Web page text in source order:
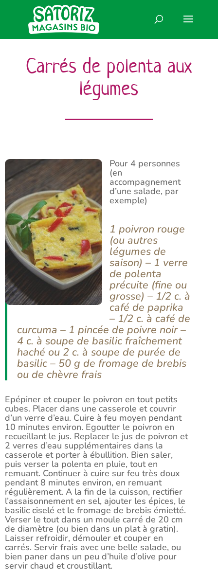
Carrés de polenta aux
légumes
Pour 4 personnes
(en
accompagnement
d’une salade, par
exemple)
1 poivron rouge
(ou autres
légumes de
saison) – 1 verre
de polenta
précuite (fine ou
grosse) – 1/2 c. à
café de paprika
– 1/2 c. à café de
curcuma – 1 pincée de poivre noir –
4 c. à soupe de basilic fraîchement
haché ou 2 c. à soupe de purée de
basilic – 50 g de fromage de brebis
ou de chèvre frais
Epépiner et couper le poivron en tout petits
cubes. Placer dans une casserole et couvrir
d’un verre d’eau. Cuire à feu moyen pendant
10 minutes environ. Egoutter le poivron en
recueillant le jus. Replacer le jus de poivron et
2 verres d’eau supplémentaires dans la
casserole et porter à ébullition. Bien saler,
puis verser la polenta en pluie, tout en
remuant. Continuer à cuire sur feu très doux
pendant 8 minutes environ, en remuant
régulièrement. A la fin de la cuisson, rectifier
l’assaisonnement en sel, ajouter les épices, le
basilic ciselé et le fromage de brebis émietté.
Verser le tout dans un moule carré de 20 cm
de diamètre (ou bien dans un plat à gratin).
Laisser refroidir, démouler et couper en
carrés. Servir frais avec une belle salade, ou
bien paner dans un peu d’huile d’olive pour
servir chaud et croustillant.